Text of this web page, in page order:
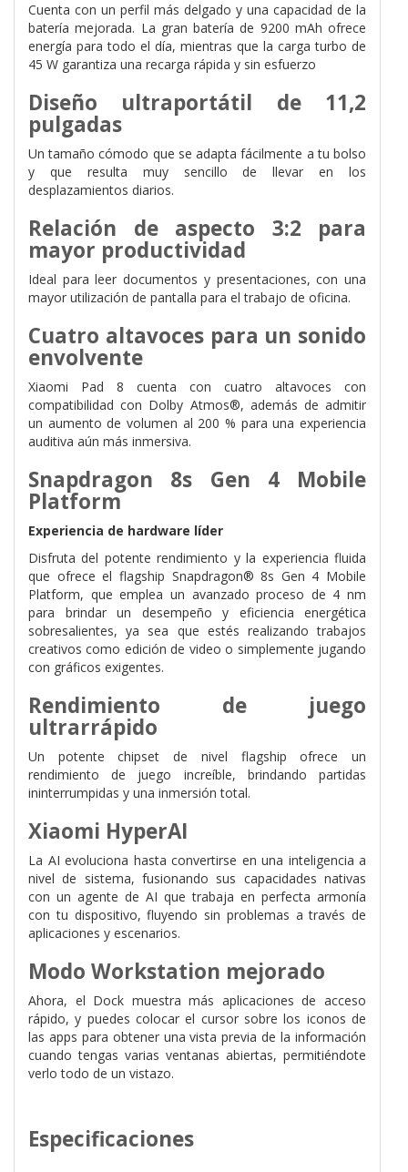
Cuenta con un perfil más delgado y una capacidad de la
batería mejorada. La gran batería de 9200 mAh ofrece
energía para todo el día, mientras que la carga turbo de
45 W garantiza una recarga rápida y sin esfuerzo
Diseño ultraportátil de 11,2
pulgadas
Un tamaño cómodo que se adapta fácilmente a tu bolso
y que resulta muy sencillo de llevar en los
desplazamientos diarios.
Relación de aspecto 3:2 para
mayor productividad
Ideal para leer documentos y presentaciones, con una
mayor utilización de pantalla para el trabajo de oficina.
Cuatro altavoces para un sonido
envolvente
Xiaomi Pad 8 cuenta con cuatro altavoces con
compatibilidad con Dolby Atmos®, además de admitir
un aumento de volumen al 200 % para una experiencia
auditiva aún más inmersiva.
Snapdragon 8s Gen 4 Mobile
Platform
Experiencia de hardware líder
Disfruta del potente rendimiento y la experiencia fluida
que ofrece el flagship Snapdragon® 8s Gen 4 Mobile
Platform, que emplea un avanzado proceso de 4 nm
para brindar un desempeño y eficiencia energética
sobresalientes, ya sea que estés realizando trabajos
creativos como edición de video o simplemente jugando
con gráficos exigentes.
Rendimiento de juego
ultrarrápido
Un potente chipset de nivel flagship ofrece un
rendimiento de juego increíble, brindando partidas
ininterrumpidas y una inmersión total.
Xiaomi HyperAI
La AI evoluciona hasta convertirse en una inteligencia a
nivel de sistema, fusionando sus capacidades nativas
con un agente de AI que trabaja en perfecta armonía
con tu dispositivo, fluyendo sin problemas a través de
aplicaciones y escenarios.
Modo Workstation mejorado
Ahora, el Dock muestra más aplicaciones de acceso
rápido, y puedes colocar el cursor sobre los iconos de
las apps para obtener una vista previa de la información
cuando tengas varias ventanas abiertas, permitiéndote
verlo todo de un vistazo.
Especificaciones